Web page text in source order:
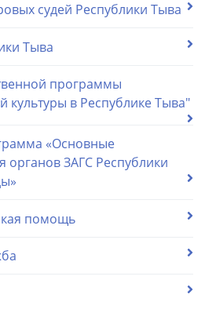
судей Республики Тыва
Тыва
программы
в Республике Тыва"
«Основные
органов ЗАГС Республики
помощь